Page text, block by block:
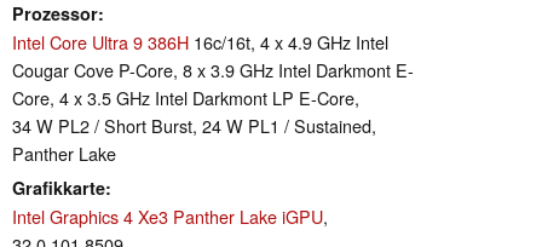
Prozessor
Intel Core Ultra 9 386H 16c/16t, 4 x 4.9 GHz Intel
Cougar Cove P-Core, 8 x 3.9 GHz Intel Darkmont E-
Core, 4 x 3.5 GHz Intel Darkmont LP E-Core,
34 W PL2 / Short Burst, 24 W PL1 / Sustained,
Panther Lake
Grafikkarte
Intel Graphics 4 Xe3 Panther Lake iGPU,